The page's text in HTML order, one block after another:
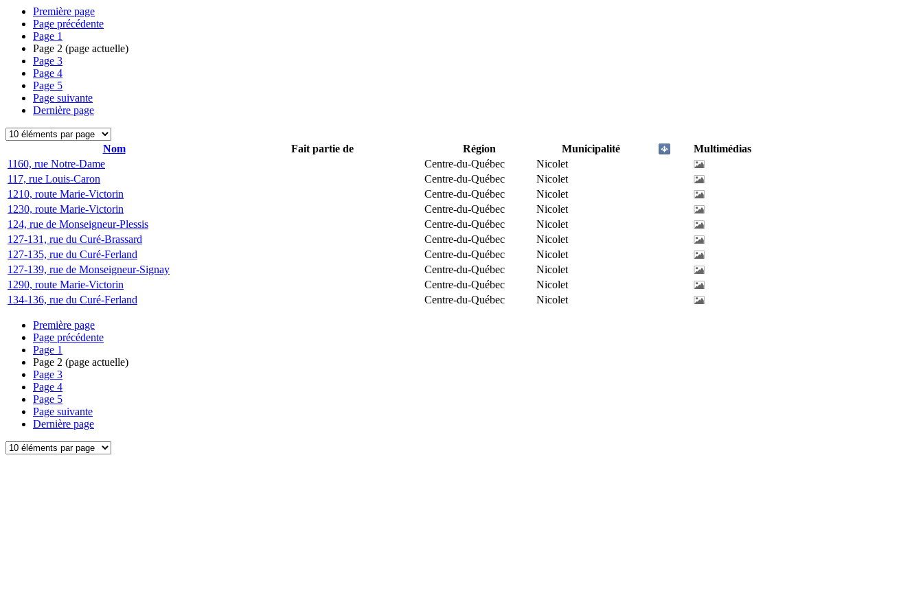
Première page
Page précédente
Page 1
Page 2 (page actuelle)
Page 3
Page 4
Page 5
Page suivante
Dernière page
Nom Fait partie de Région Municipalité
Multimédias
1160, rue Notre-Dame
Centre-du-Québec
Nicolet
117, rue Louis-Caron
Centre-du-Québec
Nicolet
1210, route Marie-Victorin
Centre-du-Québec
Nicolet
1230, route Marie-Victorin
Centre-du-Québec
Nicolet
124, rue de Monseigneur-Plessis
Centre-du-Québec
Nicolet
127-131, rue du Curé-Brassard
Centre-du-Québec
Nicolet
127-135, rue du Curé-Ferland
Centre-du-Québec
Nicolet
127-139, rue de Monseigneur-Signay
Centre-du-Québec
Nicolet
1290, route Marie-Victorin
Centre-du-Québec
Nicolet
134-136, rue du Curé-Ferland
Centre-du-Québec Nicolet
Première page
Page précédente
Page 1
Page 2 (page actuelle)
Page 3
Page 4
Page 5
Page suivante
Dernière page